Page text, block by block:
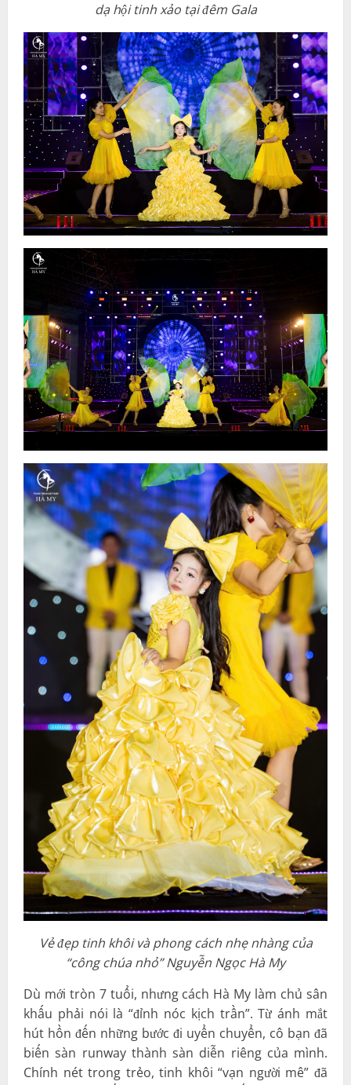
dạ hội tinh xảo tại đêm Gala
Vẻ đẹp tinh khôi và phong cách nhẹ nhàng của
“công chúa nhỏ” Nguyễn Ngọc Hà My
Dù mới tròn 7 tuổi, nhưng cách Hà My làm chủ sân
khấu phải nói là “đỉnh nóc kịch trần”. Từ ánh mắt
hút hồn đến những bước đi uyển chuyển, cô bạn đã
biến sàn runway thành sàn diễn riêng của mình.
Chính nét trong trẻo, tinh khôi “vạn người mê” đã